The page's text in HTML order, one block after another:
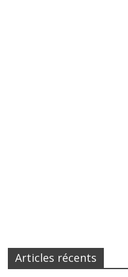
Articles récents